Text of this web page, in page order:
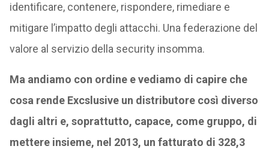
identificare, contenere, rispondere, rimediare e
mitigare l’impatto degli attacchi. Una federazione del
valore al servizio della security insomma.
Ma andiamo con ordine e vediamo di capire che
cosa rende Excslusive un distributore così diverso
dagli altri e, soprattutto, capace, come gruppo, di
mettere insieme, nel 2013, un fatturato di 328,3